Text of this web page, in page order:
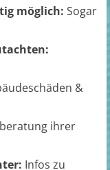
möglich: Sogar
&
ihrer
Infos zu